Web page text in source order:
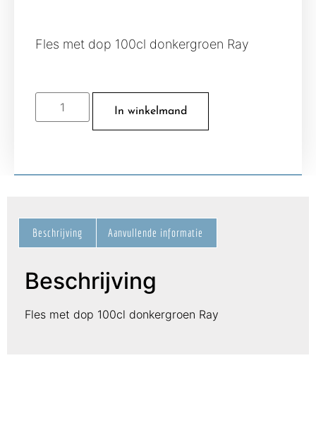
Fles met dop 100cl donkergroen Ray
In winkelmand
Beschrijving Aanvullende informatie
Beschrijving
Fles met dop 100cl donkergroen Ray